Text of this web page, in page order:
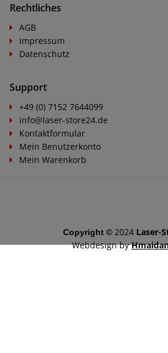
Support
+49 (0) 7152 7644099
info@laser-store24.de
Kontaktformular
Mein Benutzerkonto
Mein Warenkorb
Rechtliches
AGB
Impressum
Datenschutz
Copyright © 2024 Laser-
Webdesign by